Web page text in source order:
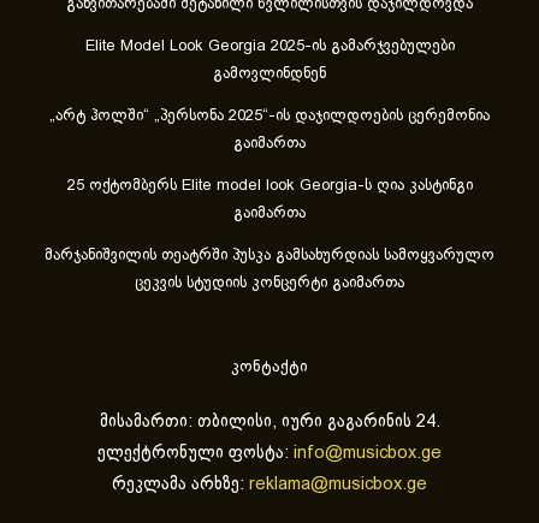
განვითარებაში შეტანილი წვლილისთვის დაჯილდოვდა
Elite Model Look Georgia 2025-ის გამარჯვებულები
გამოვლინდნენ
„არტ ჰოლში“ „პერსონა 2025“-ის დაჯილდოების ცერემონია
გაიმართა
25 ოქტომბერს Elite model look Georgia-ს ღია კასტინგი
გაიმართა
მარჯანიშვილის თეატრში პუსკა გამსახურდიას სამოყვარულო
ცეკვის სტუდიის კონცერტი გაიმართა
კონტაქტი
მისამართი: თბილისი, იური გაგარინის 24.
ელექტრონული ფოსტა: info@musicbox.ge
რეკლამა არხზე: reklama@musicbox.ge